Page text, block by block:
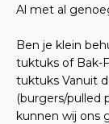
Al met al
Ben je klein
tuktuks of Bak-
tuktuks Vanuit
(burgers/pulled
kunnen wij ons